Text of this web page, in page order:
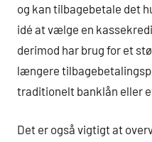
og kan tilbagebetale det
idé at vælge en
derimod har brug for et
længere
traditionelt banklån eller
Det er også vigtigt at